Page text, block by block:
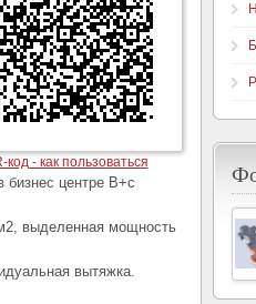
код - как пользоваться
бизнес центре В+с
выделенная мощность
вытяжка.